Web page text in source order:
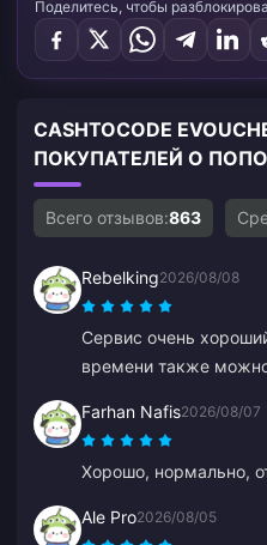
Поделитесь, чтобы
CASHTOCODE
ПОКУПАТЕЛЕЙ О
Всего отзывов:863
Rebelking2026/08/08
Сервис очень
времени также
Farhan Nafis2026/08/07
Хорошо, нормально,
Ale Pro2026/08/05